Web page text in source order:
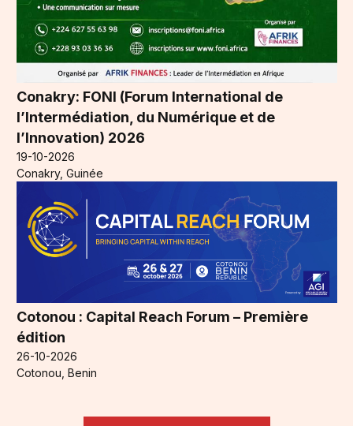
Conakry: FONI (Forum International de
l’Intermédiation, du Numérique et de
l’Innovation) 2026
19-10-2026
Conakry, Guinée
Cotonou : Capital Reach Forum – Première
édition
26-10-2026
Cotonou, Benin